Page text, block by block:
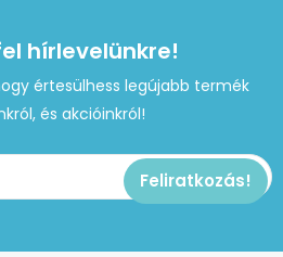
hírlevelünkre!
értesülhess legújabb termék
és akcióinkról!